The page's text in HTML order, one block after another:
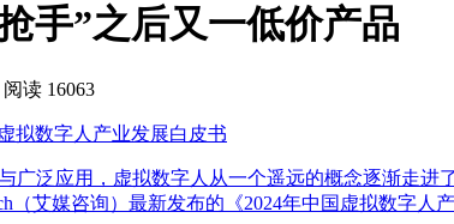
手”之后又一低价产品
阅读 16063
拟数字人产业发展白皮书
广泛应用，虚拟数字人从一个遥远的概念逐渐走
（艾媒咨询）最新发布的《2024年中国虚拟数字人